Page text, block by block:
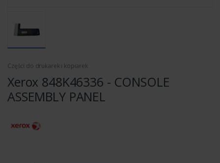
Części do drukarek i kopiarek
Xerox 848K46336 - CONSOLE
ASSEMBLY PANEL